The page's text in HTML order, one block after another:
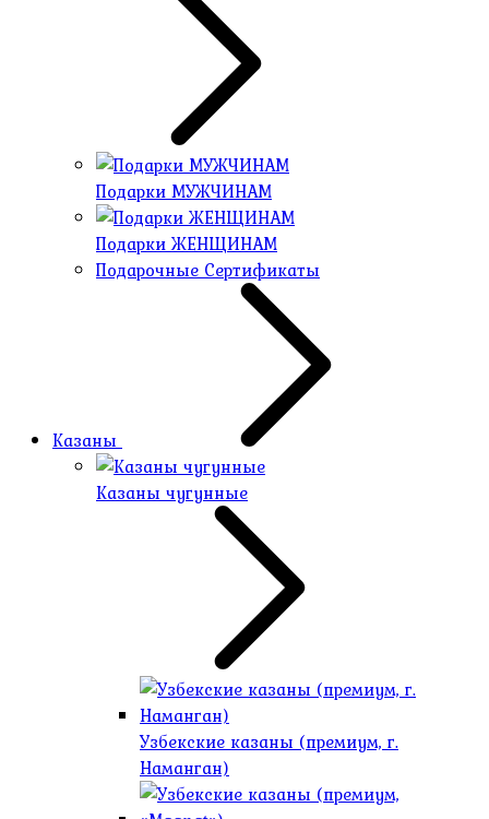
Подарки МУЖЧИНАМ
Подарки ЖЕНЩИНАМ
Подарочные Сертификаты
Казаны
Казаны чугунные
Узбекские казаны (премиум, г.
Наманган)